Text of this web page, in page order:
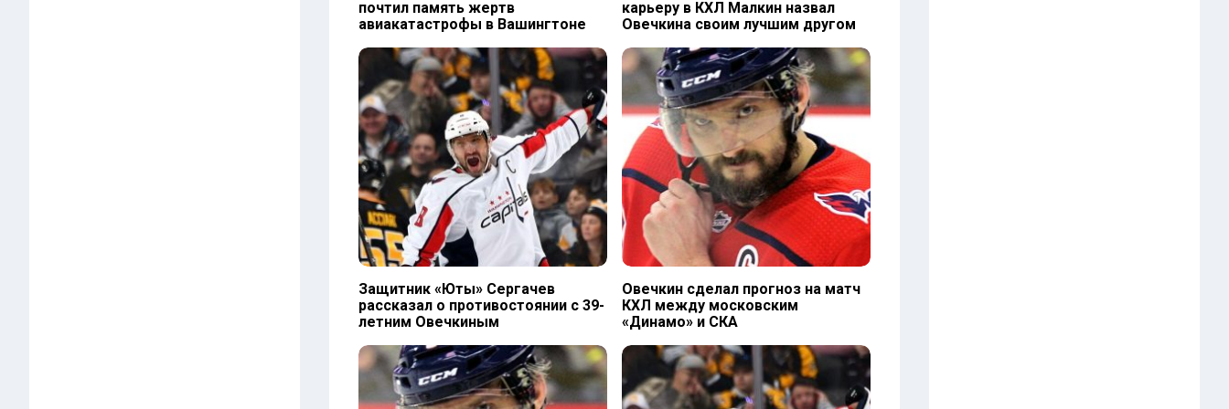
почтил память жертв
авиакатастрофы в Вашингтоне
карьеру в КХЛ Малкин назвал
Овечкина своим лучшим другом
Защитник «Юты» Сергачев
рассказал о противостоянии с 39-
летним Овечкиным
Овечкин сделал прогноз на матч
КХЛ между московским
«Динамо» и СКА